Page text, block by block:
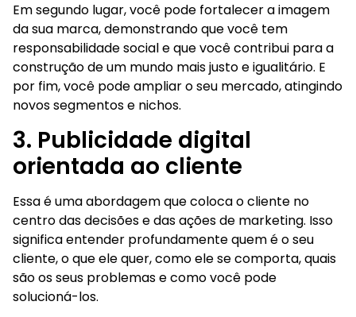
Em segundo lugar, você pode fortalecer a imagem
da sua marca, demonstrando que você tem
responsabilidade social e que você contribui para a
construção de um mundo mais justo e igualitário. E
por fim, você pode ampliar o seu mercado, atingindo
novos segmentos e nichos.
3. Publicidade digital
orientada ao cliente
Essa é uma abordagem que coloca o cliente no
centro das decisões e das ações de marketing. Isso
significa entender profundamente quem é o seu
cliente, o que ele quer, como ele se comporta, quais
são os seus problemas e como você pode
solucioná-los.